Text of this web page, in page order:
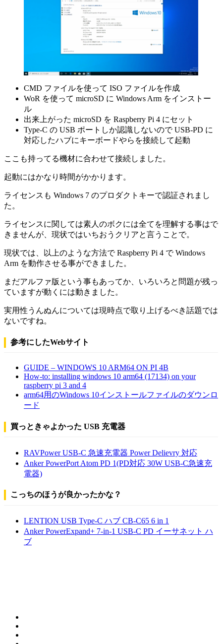
CMD ファイルを使って ISO ファイルを作成
WoR を使って microSD に Windows Arm をインストー
ル
出来上がった microSD を Raspberry Pi 4 にセット
Type-C の USB ポートしか認識しないので USB-PD に
対応したハブにキーボードやらを接続して起動
ここも持ってる機材に合わせて接続しました。
起動にはかなり時間がかかります。
ライセンスも Windows 7 のプロダクトキーで認証されまし
た。
ライセンスに関しては素人のボクには全てを理解する事はで
きませんが、現状ではいちおうクリアと言うことで。
現状では、以上のような方法で Raspberry Pi 4 で Windows
Arm を動作させる事ができました。
まだアルファ版という事もあってか、いろいろと問題が残っ
ていますが動くには動きました。
実用性うんぬんについては現時点で取り上げるべき話題では
ないですね。
参考にしたWebサイト
GUIDE – WINDOWS 10 ARM64 ON PI 4B
How-to: installing windows 10 arm64 (17134) on your
raspberry pi 3 and 4
arm64用のWindows 10インストールファイルのダウンロ
ード
買っときゃよかった USB 充電器
RAVPower USB-C 急速充電器 Power Delievry 対応
Anker PowerPort Atom PD 1(PD対応 30W USB-C急速充
電器)
こっちのほうが良かったかな？
LENTION USB Type-C ハブ CB-C65 6 in 1
Anker PowerExpand+ 7-in-1 USB-C PD イーサネット ハ
ブ